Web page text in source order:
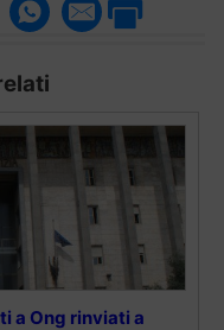
a Ong rinviati a